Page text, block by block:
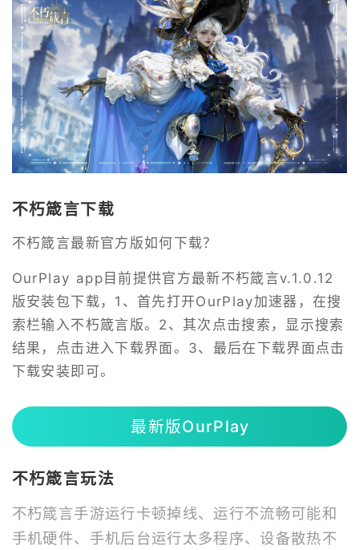
不朽箴言下载
不朽箴言最新官方版如何下载？
OurPlay app目前提供官方最新不朽箴言v.1.0.12
版安装包下载，1、首先打开OurPlay加速器，在搜
索栏输入不朽箴言版。2、其次点击搜索，显示搜索
结果，点击进入下载界面。3、最后在下载界面点击
下载安装即可。
最新版OurPlay
不朽箴言玩法
不朽箴言手游运行卡顿掉线、运行不流畅可能和
手机硬件、手机后台运行太多程序、设备散热不